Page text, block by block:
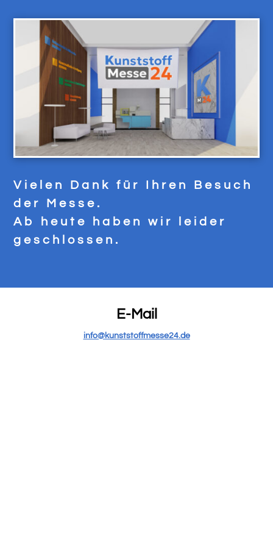
Vielen Dank für Ihren Besuch
der Messe.
Ab heute haben wir leider
geschlossen.
E-Mail
info@kunststoffmesse24.de